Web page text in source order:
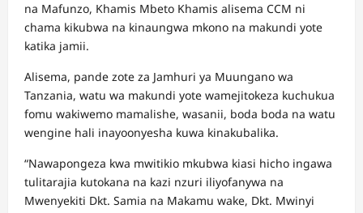
na Mafunzo, Khamis Mbeto Khamis alisema CCM ni
chama kikubwa na kinaungwa mkono na makundi yote
katika jamii.
Alisema, pande zote za Jamhuri ya Muungano wa
Tanzania, watu wa makundi yote wamejitokeza kuchukua
fomu wakiwemo mamalishe, wasanii, boda boda na watu
wengine hali inayoonyesha kuwa kinakubalika.
“Nawapongeza kwa mwitikio mkubwa kiasi hicho ingawa
tulitarajia kutokana na kazi nzuri iliyofanywa na
Mwenyekiti Dkt. Samia na Makamu wake, Dkt. Mwinyi